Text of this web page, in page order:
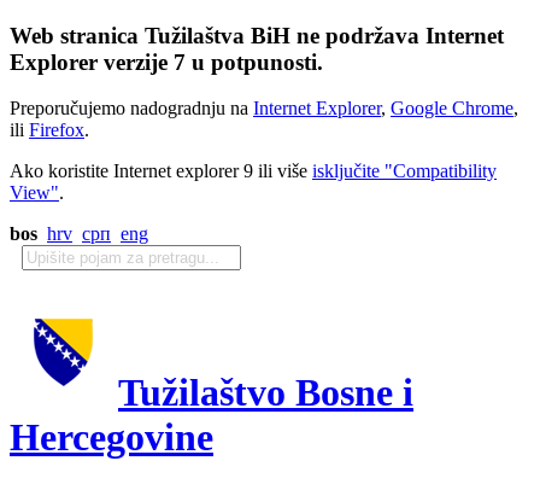
Web stranica Tužilaštva BiH ne podržava Internet
Explorer verzije 7 u potpunosti.
Preporučujemo nadogradnju na Internet Explorer, Google Chrome,
ili Firefox.
Ako koristite Internet explorer 9 ili više isključite "Compatibility
View".
bos hrv срп eng
Tužilaštvo Bosne i
Hercegovine